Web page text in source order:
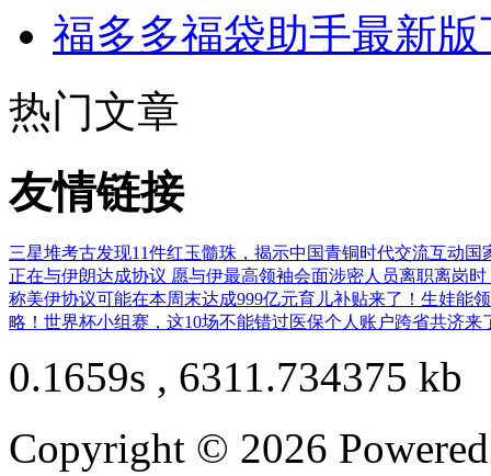
福多多福袋助手最新版
热门文章
友情链接
三星堆考古发现11件红玉髓珠，揭示中国青铜时代交流互动国
正在与伊朗达成协议 愿与伊最高领袖会面涉密人员离职离岗
称美伊协议可能在本周末达成999亿元育儿补贴来了！生娃能
略！世界杯小组赛，这10场不能错过医保个人账户跨省共济来
0.1659s , 6311.734375 kb
Copyright © 2026